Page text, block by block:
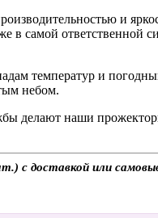
и
в самой
температур и
небом.
делают наши
с доставкой или